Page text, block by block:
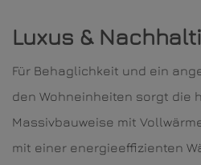
Luxus &
Für Behaglichkeit und ein
den Wohneinheiten sorgt die
Massivbauweise mit
mit einer energieeffizienten